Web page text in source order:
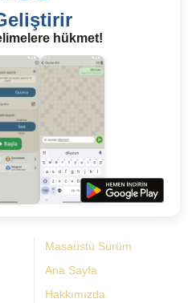
hükmet!
Masaüstü Sürüm
Ana Sayfa
Hakkımızda